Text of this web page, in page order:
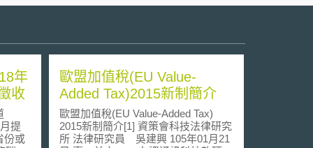
年
收
提
份或
歐盟加值稅(EU Value-
Added Tax)2015新制簡介
歐盟加值稅(EU Value-Added Tax)
2015新制簡介[1] 資策會科技法律研究
所 法律研究員 吳建興 105年01月21